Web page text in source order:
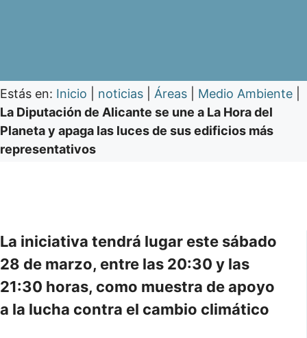
Estás en: Inicio noticias Áreas Medio Ambiente
La Diputación de Alicante se une a La Hora del
Planeta y apaga las luces de sus edificios más
representativos
La iniciativa tendrá lugar este sábado
28 de marzo, entre las 20:30 y las
21:30 horas, como muestra de apoyo
a la lucha contra el cambio climático